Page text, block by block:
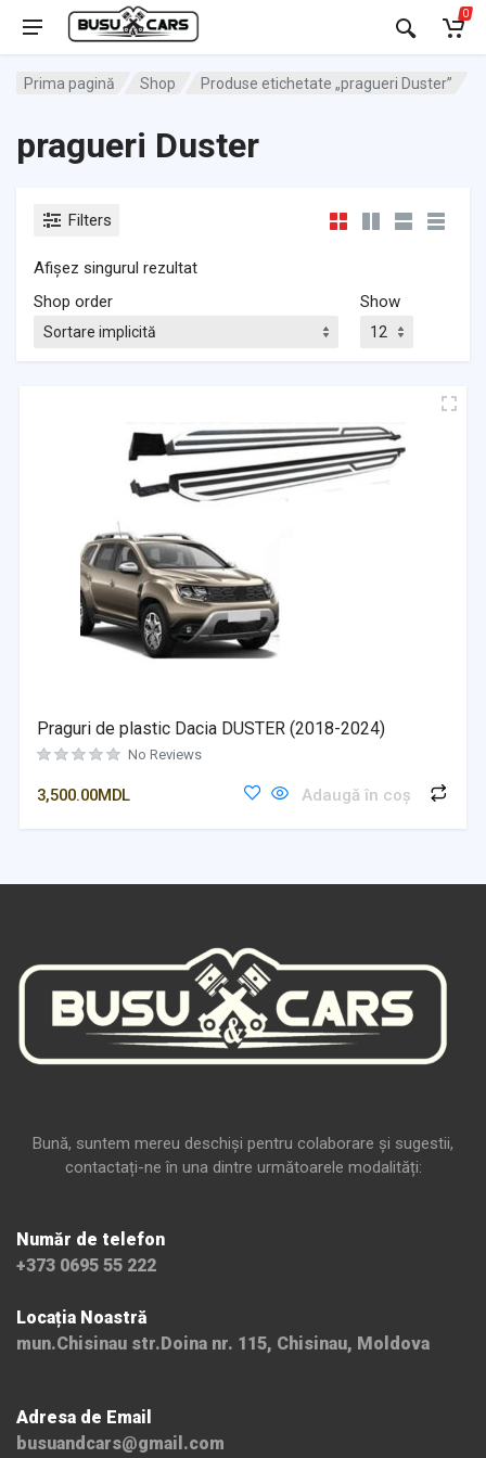
0
Prima pagină Shop Produse etichetate „pragueri Duster”
pragueri Duster
Filters
Afișez singurul rezultat
Shop order
Show
Praguri de plastic Dacia DUSTER (2018-2024)
No Reviews
3,500.00MDL Adaugă în coș
Bună, suntem mereu deschiși pentru colaborare și sugestii,
contactați-ne în una dintre următoarele modalități:
Număr de telefon
+373 0695 55 222
Locația Noastră
mun.Chisinau str.Doina nr. 115, Chisinau, Moldova
Adresa de Email
busuandcars@gmail.com